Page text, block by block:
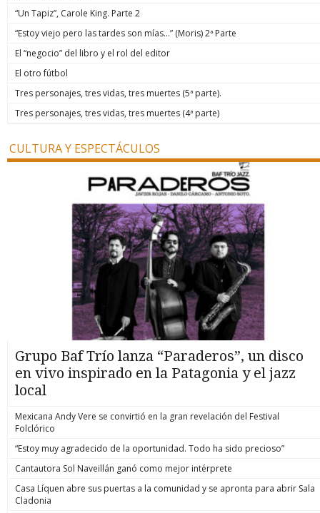
“Un Tapiz”, Carole King. Parte 2
“Estoy viejo pero las tardes son mías…” (Moris) 2ª Parte
El “negocio” del libro y el rol del editor
El otro fútbol
Tres personajes, tres vidas, tres muertes (5ª parte).
Tres personajes, tres vidas, tres muertes (4ª parte)
CULTURA Y ESPECTÁCULOS
Grupo Baf Trío lanza “Paraderos”, un disco
en vivo inspirado en la Patagonia y el jazz
local
Mexicana Andy Vere se convirtió en la gran revelación del Festival
Folclórico
“Estoy muy agradecido de la oportunidad. Todo ha sido precioso”
Cantautora Sol Naveillán ganó como mejor intérprete
Casa Líquen abre sus puertas a la comunidad y se apronta para abrir Sala
Cladonia